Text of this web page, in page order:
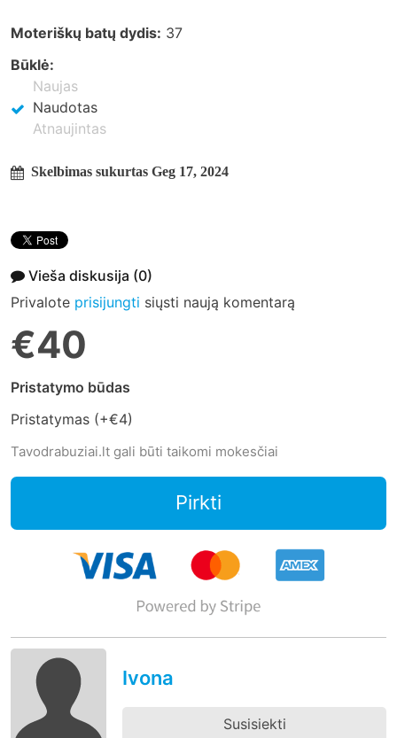
Moteriškų batų dydis: 37
Būklė:
Naujas
Naudotas
Atnaujintas
Skelbimas sukurtas Geg 17, 2024
Vieša diskusija (0)
Privalote prisijungti siųsti naują komentarą
€40
Pristatymo būdas
Pristatymas (+€4)
Tavodrabuziai.lt gali būti taikomi mokesčiai
Pirkti
Ivona
Susisiekti